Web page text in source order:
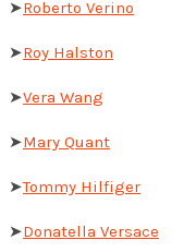
➤Roberto Verino
➤Roy Halston
➤Vera Wang
➤Mary Quant
➤Tommy Hilfiger
➤Donatella Versace